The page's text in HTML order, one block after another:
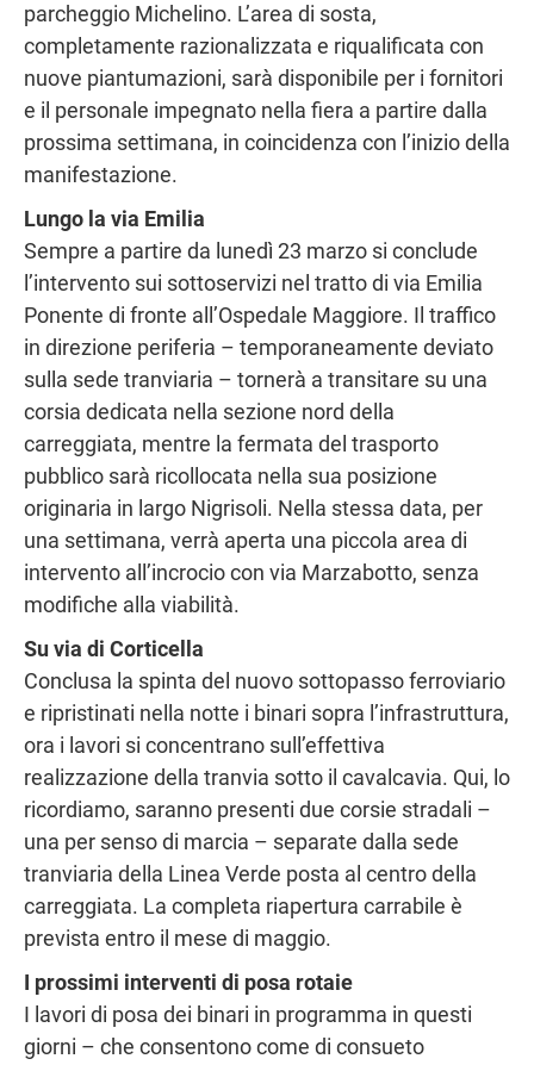
parcheggio Michelino. L’area di sosta,
completamente razionalizzata e riqualificata con
nuove piantumazioni, sarà disponibile per i fornitori
e il personale impegnato nella fiera a partire dalla
prossima settimana, in coincidenza con l’inizio della
manifestazione.
Lungo la via Emilia
Sempre a partire da lunedì 23 marzo si conclude
l’intervento sui sottoservizi nel tratto di via Emilia
Ponente di fronte all’Ospedale Maggiore. Il traffico
in direzione periferia – temporaneamente deviato
sulla sede tranviaria – tornerà a transitare su una
corsia dedicata nella sezione nord della
carreggiata, mentre la fermata del trasporto
pubblico sarà ricollocata nella sua posizione
originaria in largo Nigrisoli. Nella stessa data, per
una settimana, verrà aperta una piccola area di
intervento all’incrocio con via Marzabotto, senza
modifiche alla viabilità.
Su via di Corticella
Conclusa la spinta del nuovo sottopasso ferroviario
e ripristinati nella notte i binari sopra l’infrastruttura,
ora i lavori si concentrano sull’effettiva
realizzazione della tranvia sotto il cavalcavia. Qui, lo
ricordiamo, saranno presenti due corsie stradali –
una per senso di marcia – separate dalla sede
tranviaria della Linea Verde posta al centro della
carreggiata. La completa riapertura carrabile è
prevista entro il mese di maggio.
I prossimi interventi di posa rotaie
I lavori di posa dei binari in programma in questi
giorni – che consentono come di consueto